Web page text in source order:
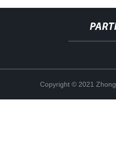
Copyright © 2021